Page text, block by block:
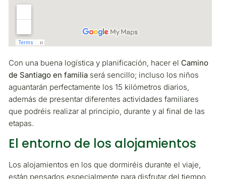
Con una buena logística y planificación, hacer el Camino
de Santiago en familia será sencillo; incluso los niños
aguantarán perfectamente los 15 kilómetros diarios,
además de presentar diferentes actividades familiares
que podréis realizar al principio, durante y al final de las
etapas.
El entorno de los alojamientos
Los alojamientos en los que dormiréis durante el viaje,
están pensados especialmente para disfrutar del tiempo